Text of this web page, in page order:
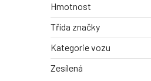
Hmotnost
Třída značky
Kategorie vozu
Zesílená